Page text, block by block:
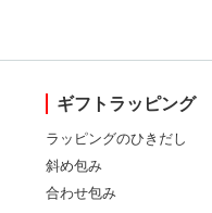
ギフトラッピング
ラッピングのひきだし
斜め包み
合わせ包み